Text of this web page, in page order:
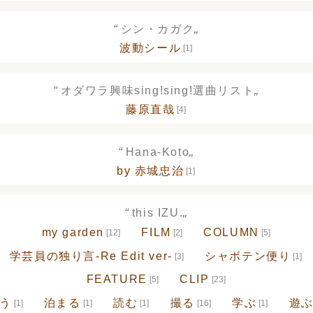
“ シン・カガク„
波動シール [1]
“ オダワラ興味sing!sing!選曲リスト„
藤原直哉 [4]
“ Hana-Koto„
by 赤城忠治 [1]
“ this IZU.„
my garden [12] FILM [2] COLUMN [5]
学芸員の独り言-Re Edit ver- [3] シャボテン便り [1]
FEATURE [5] CLIP [23]
[1] 泊まる [1] 読む [1] 撮る [16] 学ぶ [1] 遊ぶ